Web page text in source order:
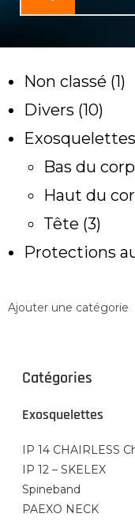
Non classé 1
Divers 10
Exosquelettes
Bas du
Haut du
Tête 3
Protections
Ajouter une catégorie
Catégories
Exosquelettes
IP 14 CHAIRLESS
IP 12 – SKELEX
Spineband
PAEXO NECK